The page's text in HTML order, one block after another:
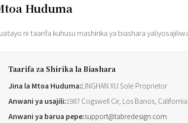
Huduma
ni taarifa kuhusu mashirika ya biashara
Taarifa za Shirika la Biashara
Jina la Mtoa Huduma:LINGHAN XU Sole Proprietor
Anwani ya usajili:1987 Cogswell Cir, Los Banos,
Anwani ya barua pepe:support@tabredesign.com